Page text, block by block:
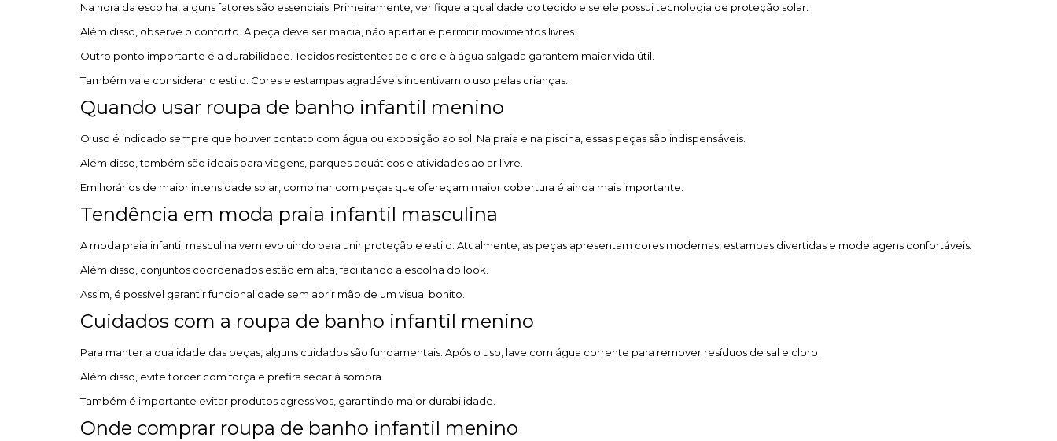
Na hora da escolha, alguns fatores são essenciais. Primeiramente, verifique a qualidade do tecido e se ele possui tecnologia de proteção solar.
Além disso, observe o conforto. A peça deve ser macia, não apertar e permitir movimentos livres.
Outro ponto importante é a durabilidade. Tecidos resistentes ao cloro e à água salgada garantem maior vida útil.
Também vale considerar o estilo. Cores e estampas agradáveis incentivam o uso pelas crianças.
Quando usar roupa de banho infantil menino
O uso é indicado sempre que houver contato com água ou exposição ao sol. Na praia e na piscina, essas peças são indispensáveis.
Além disso, também são ideais para viagens, parques aquáticos e atividades ao ar livre.
Em horários de maior intensidade solar, combinar com peças que ofereçam maior cobertura é ainda mais importante.
Tendência em moda praia infantil masculina
A moda praia infantil masculina vem evoluindo para unir proteção e estilo. Atualmente, as peças apresentam cores modernas, estampas divertidas e modelagens confortáveis.
Além disso, conjuntos coordenados estão em alta, facilitando a escolha do look.
Assim, é possível garantir funcionalidade sem abrir mão de um visual bonito.
Cuidados com a roupa de banho infantil menino
Para manter a qualidade das peças, alguns cuidados são fundamentais. Após o uso, lave com água corrente para remover resíduos de sal e cloro.
Além disso, evite torcer com força e prefira secar à sombra.
Também é importante evitar produtos agressivos, garantindo maior durabilidade.
Onde comprar roupa de banho infantil menino